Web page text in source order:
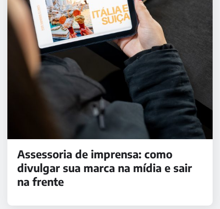
Assessoria de imprensa: como
divulgar sua marca na mídia e sair
na frente